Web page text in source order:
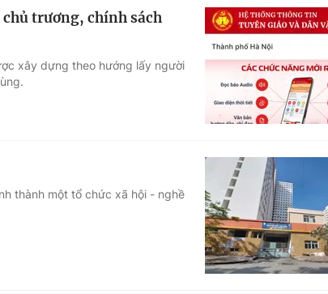
Hậu trường
Video
Shorts video
Podcast
EMagazine
Photo
Infographic
Góc ảnh
Công nghệ
trương, chính sách
xây dựng theo hướng lấy người
thành một tổ chức xã hội - nghề